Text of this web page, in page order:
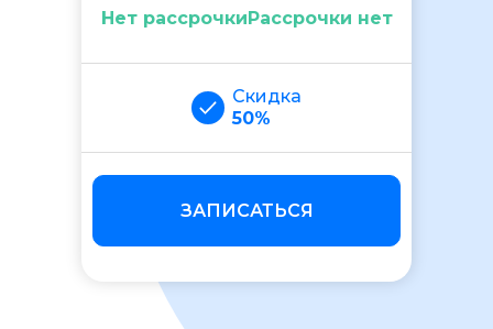
Нет рассрочкиРассрочки нет
Скидка
50%
ЗАПИСАТЬСЯ